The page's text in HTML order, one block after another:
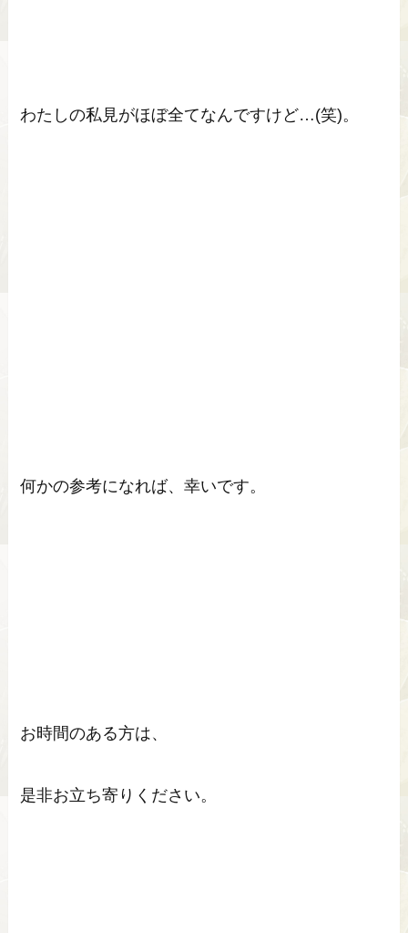
わたしの私見がほぼ全てなんですけど…(笑)。
何かの参考になれば、幸いです。
お時間のある方は、
是非お立ち寄りください。